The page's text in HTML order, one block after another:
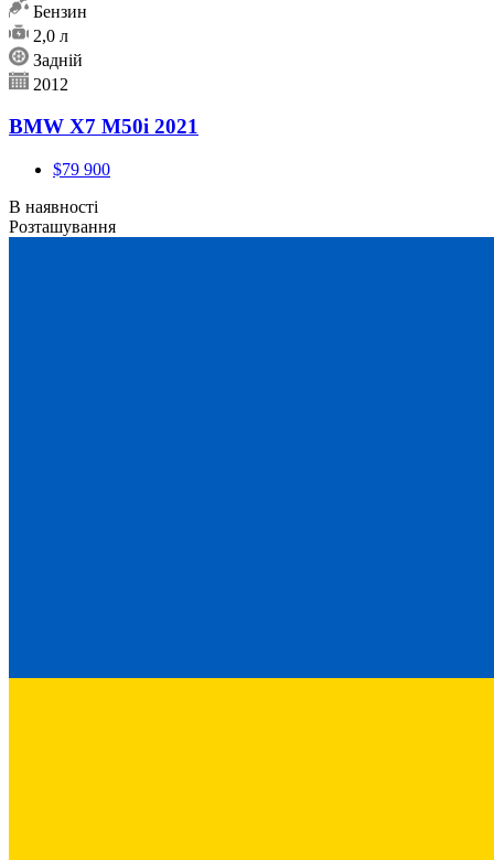
Бензин
2,0 л
Задній
2012
BMW X7 M50i 2021
$79 900
В наявності
Розташування